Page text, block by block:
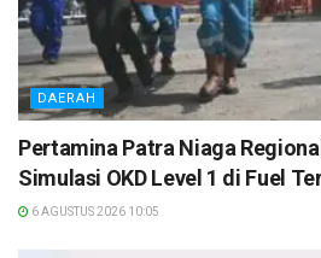
DAERAH
Pertamina Patra Niaga
Simulasi OKD Level 1 di Fuel
6 AGUSTUS 2026 10:05